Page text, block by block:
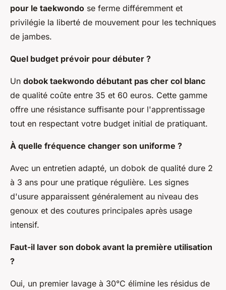
pour le taekwondo se ferme différemment et
privilégie la liberté de mouvement pour les techniques
de jambes.
Quel budget prévoir pour débuter ?
Un dobok taekwondo débutant pas cher col blanc
de qualité coûte entre 35 et 60 euros. Cette gamme
offre une résistance suffisante pour l'apprentissage
tout en respectant votre budget initial de pratiquant.
À quelle fréquence changer son uniforme ?
Avec un entretien adapté, un dobok de qualité dure 2
à 3 ans pour une pratique régulière. Les signes
d'usure apparaissent généralement au niveau des
genoux et des coutures principales après usage
intensif.
Faut-il laver son dobok avant la première utilisation
?
Oui, un premier lavage à 30°C élimine les résidus de